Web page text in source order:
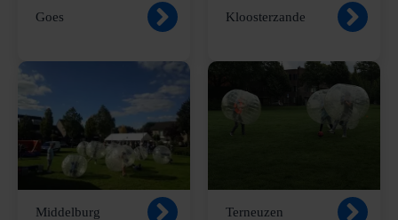
Goes Kloosterzande
Middelburg Terneuzen